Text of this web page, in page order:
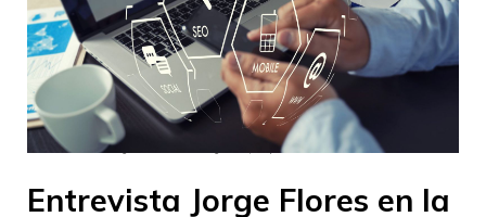
InnovaJob – 13 octubre 2023 14:09
Entrevista Jorge Flores en la